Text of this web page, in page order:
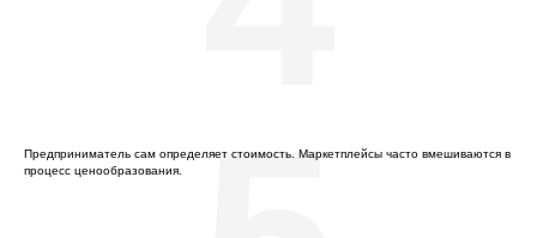
Предприниматель сам определяет стоимость. Маркетплейсы часто вмешиваются в
процесс ценообразования.